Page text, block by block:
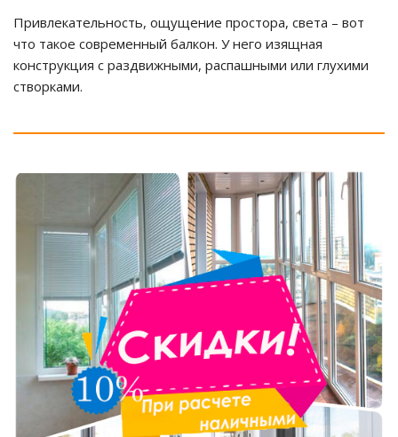
Привлекательность, ощущение простора, света – вот
что такое современный балкон. У него изящная
конструкция с раздвижными, распашными или глухими
створками.